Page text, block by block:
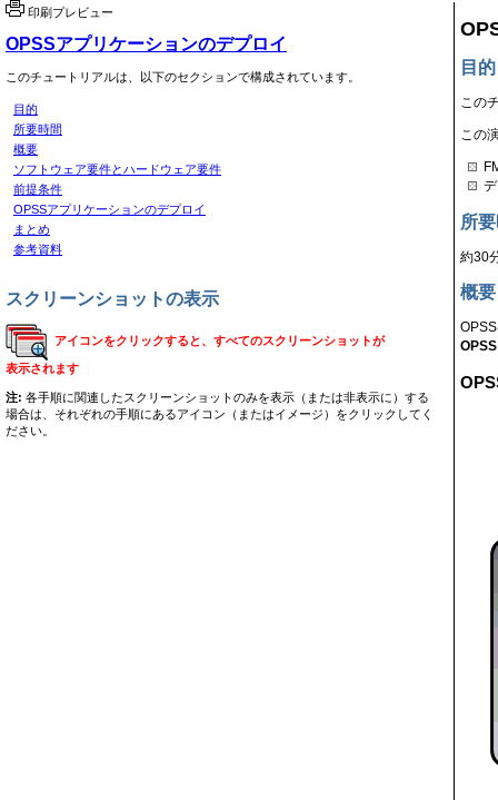
印刷プレビュー
OPSSアプリケーションのデプロイ
このチュートリアルは、以下のセクションで構成されています。
目的
所要時間
概要
ソフトウェア要件とハードウェア要件
前提条件
OPSSアプリケーションのデプロイ
まとめ
参考資料
スクリーンショットの表示
アイコンをクリックすると、すべてのスクリーンショットが
表示されます
注: 各手順に関連したスクリーンショットのみを表示（または非表示に）する
場合は、それぞれの手順にあるアイコン（またはイメージ）をクリックしてく
ださい。
目的
この
この
所
約30
概要